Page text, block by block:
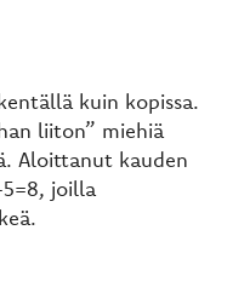
kuin kopissa.
liiton” miehiä
Aloittanut kauden
joilla